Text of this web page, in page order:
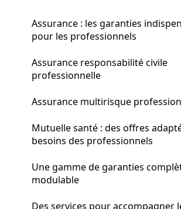
Assurance : les garanties
pour les professionnels
Assurance responsabilité civile
professionnelle
Assurance multirisque
Mutuelle santé : des offres
besoins des professionnels
Une gamme de garanties
modulable
Des services pour accompagner